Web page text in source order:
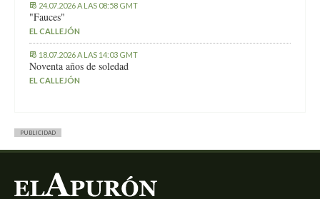
24.07.2026 A LAS 08:58 GMT
"Fauces"
EL CALLEJÓN
18.07.2026 A LAS 14:03 GMT
Noventa años de soledad
EL CALLEJÓN
PUBLICIDAD